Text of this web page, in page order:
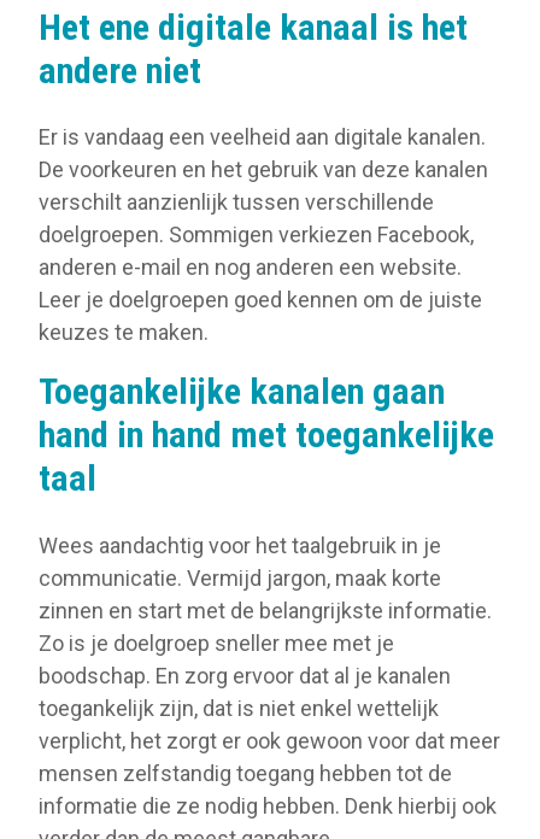
Het ene digitale kanaal is het
andere niet
Er is vandaag een veelheid aan digitale kanalen.
De voorkeuren en het gebruik van deze kanalen
verschilt aanzienlijk tussen verschillende
doelgroepen. Sommigen verkiezen Facebook,
anderen e-mail en nog anderen een website.
Leer je doelgroepen goed kennen om de juiste
keuzes te maken.
Toegankelijke kanalen gaan
hand in hand met toegankelijke
taal
Wees aandachtig voor het taalgebruik in je
communicatie. Vermijd jargon, maak korte
zinnen en start met de belangrijkste informatie.
Zo is je doelgroep sneller mee met je
boodschap. En zorg ervoor dat al je kanalen
toegankelijk zijn, dat is niet enkel wettelijk
verplicht, het zorgt er ook gewoon voor dat meer
mensen zelfstandig toegang hebben tot de
informatie die ze nodig hebben. Denk hierbij ook